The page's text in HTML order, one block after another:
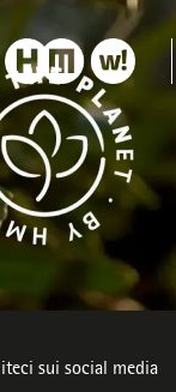
sui social media